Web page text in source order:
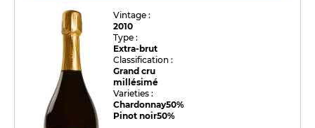
Vintage :
2010
Type :
Extra-brut
Classification :
Grand cru
millésimé
Varieties :
Chardonnay50%
Pinot noir50%